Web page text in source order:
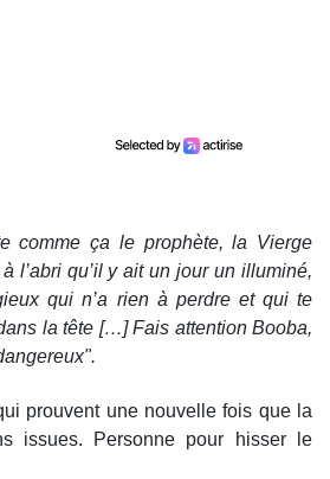
comme ça le prophète, la Vierge
l’abri qu’il y ait un jour un illuminé,
qui n’a rien à perdre et qui te
la tête […] Fais attention Booba,
prouvent une nouvelle fois que la
issues. Personne pour hisser le